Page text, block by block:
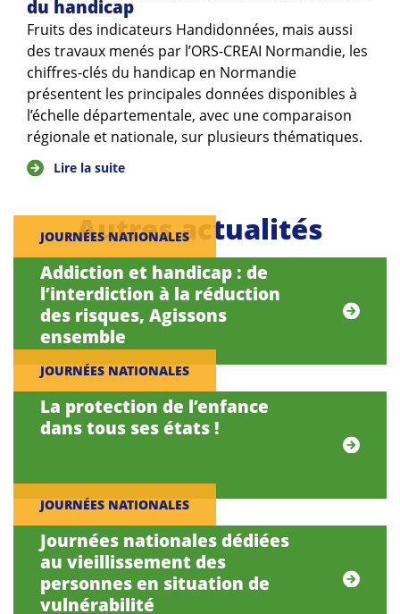
du handicap
Fruits des indicateurs Handidonnées, mais aussi
des travaux menés par l’ORS-CREAI Normandie, les
chiffres-clés du handicap en Normandie
présentent les principales données disponibles à
l’échelle départementale, avec une comparaison
régionale et nationale, sur plusieurs thématiques.
Lire la suite
Autres actualités
JOURNÉES NATIONALES
Addiction et handicap : de
l’interdiction à la réduction
des risques, Agissons
ensemble
JOURNÉES NATIONALES
La protection de l’enfance
dans tous ses états !
JOURNÉES NATIONALES
Journées nationales dédiées
au vieillissement des
personnes en situation de
vulnérabilité